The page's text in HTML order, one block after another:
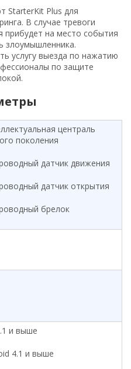
StarterKit Plus для
В случае тревоги
прибудет на место события
злоумышленника.
услугу выезда по нажатию
по защите
централь
поколения
датчик движения
датчик открытия
брелок
и выше
4.1 и выше